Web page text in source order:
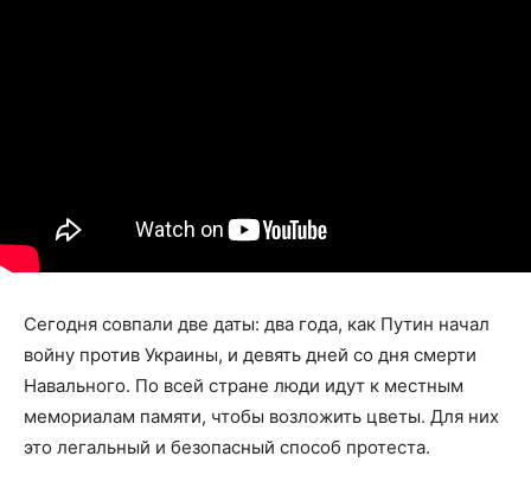
Сегодня совпали две даты: два года, как Путин начал
войну против Украины, и девять дней со дня смерти
Навального. По всей стране люди идут к местным
мемориалам памяти, чтобы возложить цветы. Для них
это легальный и безопасный способ протеста.